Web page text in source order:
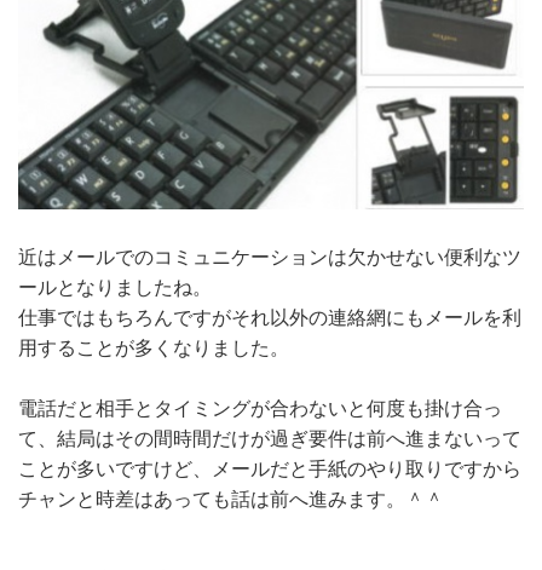
近はメールでのコミュニケーションは欠かせない便利なツ
ールとなりましたね。
仕事ではもちろんですがそれ以外の連絡網にもメールを利
用することが多くなりました。
電話だと相手とタイミングが合わないと何度も掛け合っ
て、結局はその間時間だけが過ぎ要件は前へ進まないって
ことが多いですけど、メールだと手紙のやり取りですから
チャンと時差はあっても話は前へ進みます。＾＾